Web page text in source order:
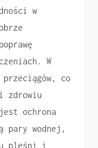
w
W
przeciągów, co
zdrowiu
ochrona
pary wodnej,
pleśni i